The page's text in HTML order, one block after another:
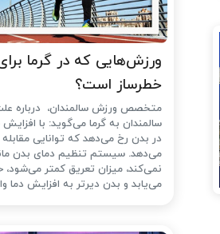
ورزش‌هایی که در گرما
خطرساز است؟
متخصص ورزش سالمندان، درباره
سالمندان به گرما می‌گوید: با
در بدن رخ می‌دهد که توانایی مقابله
می‌دهد. سیستم تنظیم دمای بدن
نمی‌کند، میزان تعریق کمتر
می‌یابد و بدن دیرتر به افزایش